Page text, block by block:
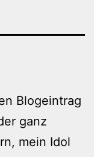
Blogeintrag
ganz
mein Idol